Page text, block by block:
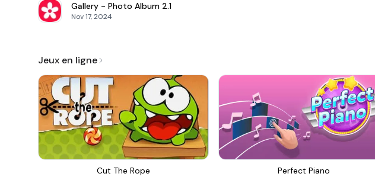
Gallery - Photo Album 2.1
Nov 17, 2024
Jeux en ligne
Cut The Rope Perfect Piano